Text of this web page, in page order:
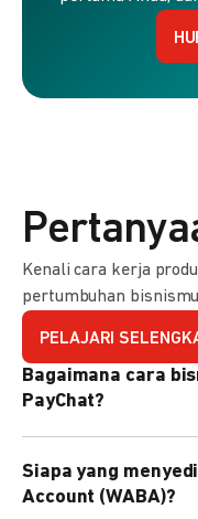
Kenali cara kerja
pertumbuhan
PELAJARI
Bagaimana cara
PayChat?
nanti tim kami bantu
WhatsApp bisnis yang
Siapa yang
Account (WABA)?